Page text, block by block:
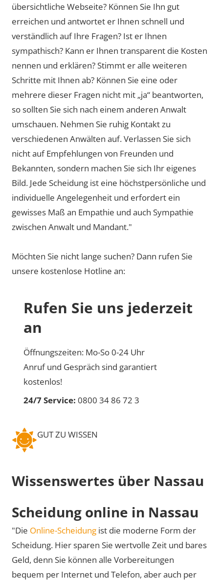
übersichtliche Webseite? Können Sie Ihn gut
erreichen und antwortet er Ihnen schnell und
verständlich auf Ihre Fragen? Ist er Ihnen
sympathisch? Kann er Ihnen transparent die Kosten
nennen und erklären? Stimmt er alle weiteren
Schritte mit Ihnen ab? Können Sie eine oder
mehrere dieser Fragen nicht mit „ja“ beantworten,
so sollten Sie sich nach einem anderen Anwalt
umschauen. Nehmen Sie ruhig Kontakt zu
verschiedenen Anwälten auf. Verlassen Sie sich
nicht auf Empfehlungen von Freunden und
Bekannten, sondern machen Sie sich Ihr eigenes
Bild. Jede Scheidung ist eine höchstpersönliche und
individuelle Angelegenheit und erfordert ein
gewisses Maß an Empathie und auch Sympathie
zwischen Anwalt und Mandant."
Möchten Sie nicht lange suchen? Dann rufen Sie
unsere kostenlose Hotline an:
Rufen Sie uns jederzeit
an
Öffnungszeiten: Mo-So 0-24 Uhr
Anruf und Gespräch sind garantiert
kostenlos!
24/7 Service: 0800 34 86 72 3
GUT ZU WISSEN
Wissenswertes über Nassau
Scheidung online in Nassau
"Die Online-Scheidung ist die moderne Form der
Scheidung. Hier sparen Sie wertvolle Zeit und bares
Geld, denn Sie können alle Vorbereitungen
bequem per Internet und Telefon, aber auch per